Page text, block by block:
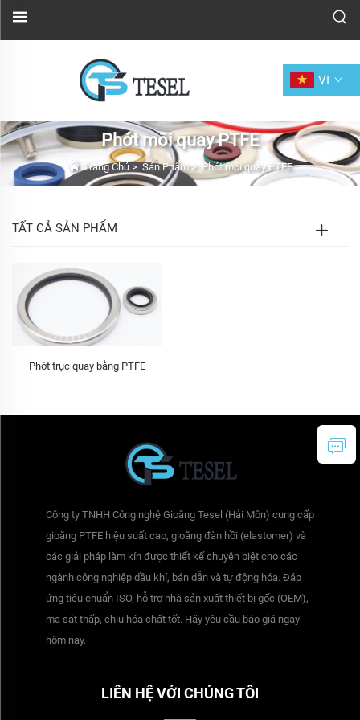
VI
Phớt môi quay PTFE
Trang Chủ> Sản Phẩm>Phớt môi quay PTFE
TẤT CẢ SẢN PHẨM
Phớt trục quay bằng PTFE
Công ty TNHH Công nghệ Gioăng Tesel (Hải Môn) cung cấp
gioăng PTFE hiệu suất cao, gioăng đàn hồi (elastomer) và
các giải pháp làm kín được thiết kế chuyên biệt cho các
ngành công nghiệp dầu khí, bán dẫn và tự động hóa. Đáp
ứng tiêu chuẩn ISO, hỗ trợ nhà sản xuất thiết bị gốc (OEM),
ma sát thấp, chịu hóa chất tốt. Hãy yêu cầu báo giá ngay
hôm nay.
LIÊN HỆ VỚI CHÚNG TÔI